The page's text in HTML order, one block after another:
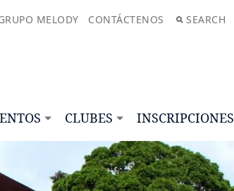
MELODY CONTÁCTENOS SEARCH
CLUBES INSCRIPCIONES